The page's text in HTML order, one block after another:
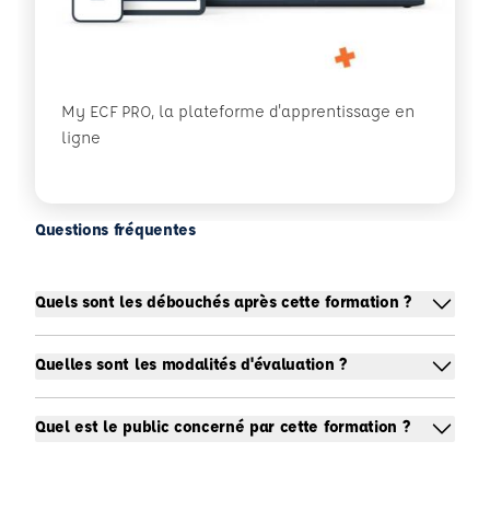
My ECF PRO, la plateforme d'apprentissage en
ligne
Questions fréquentes
Quels sont les débouchés après cette formation ?
Quelles sont les modalités d'évaluation ?
Quel est le public concerné par cette formation ?